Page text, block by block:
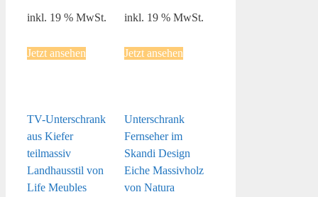
inkl. 19 % MwSt.
Jetzt ansehen
inkl. 19 % MwSt.
Jetzt ansehen
TV-Unterschrank
aus Kiefer
teilmassiv
Landhausstil von
Life Meubles
Unterschrank
Fernseher im
Skandi Design
Eiche Massivholz
von Natura